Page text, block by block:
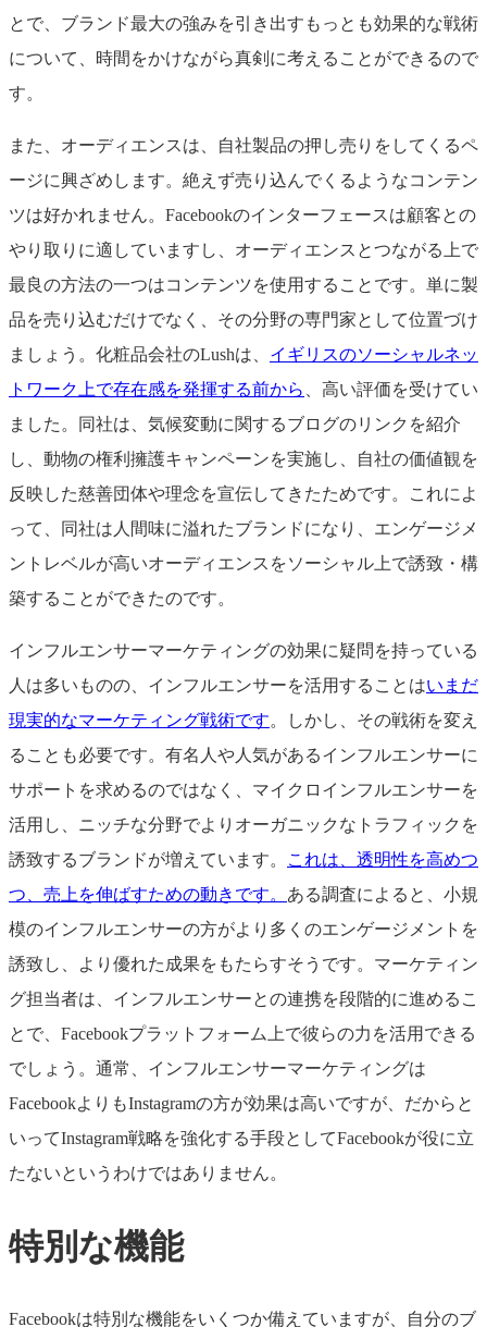
とで、ブランド最大の強みを引き出すもっとも効果的な戦術
について、時間をかけながら真剣に考えることができるので
す。
また、オーディエンスは、自社製品の押し売りをしてくるペ
ージに興ざめします。絶えず売り込んでくるようなコンテン
ツは好かれません。Facebookのインターフェースは顧客との
やり取りに適していますし、オーディエンスとつながる上で
最良の方法の一つはコンテンツを使用することです。単に製
品を売り込むだけでなく、その分野の専門家として位置づけ
ましょう。化粧品会社のLushは、 イギリスのソーシャルネッ
トワーク上で存在感を発揮する前から 、高い評価を受けてい
ました。同社は、気候変動に関するブログのリンクを紹介
し、動物の権利擁護キャンペーンを実施し、自社の価値観を
反映した慈善団体や理念を宣伝してきたためです。これによ
って、同社は人間味に溢れたブランドになり、エンゲージメ
ントレベルが高いオーディエンスをソーシャル上で誘致・構
築することができたのです。
インフルエンサーマーケティングの効果に疑問を持っている
人は多いものの、インフルエンサーを活用することはいまだ
現実的なマーケティング戦術です。しかし、その戦術を変え
ることも必要です。有名人や人気があるインフルエンサーに
サポートを求めるのではなく、マイクロインフルエンサーを
活用し、ニッチな分野でよりオーガニックなトラフィックを
誘致するブランドが増えています。
これは、透明性を高めつ
つ、売上を伸ばすための動きです。 ある調査によると、小規
模のインフルエンサーの方がより多くのエンゲージメントを
誘致し、より優れた成果をもたらすそうです。マーケティン
グ担当者は、インフルエンサーとの連携を段階的に進めるこ
とで、Facebookプラットフォーム上で彼らの力を活用できる
でしょう。通常、インフルエンサーマーケティングは
FacebookよりもInstagramの方が効果は高いですが、だからと
いってInstagram戦略を強化する手段としてFacebookが役に立
たないというわけではありません。
特別な機能
Facebookは特別な機能をいくつか備えていますが、自分のブ